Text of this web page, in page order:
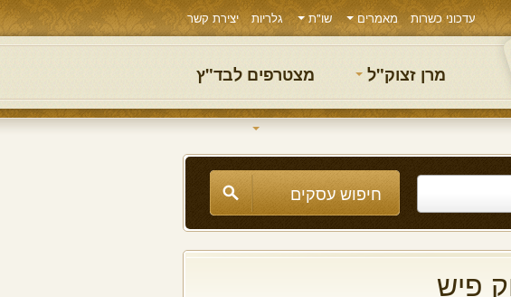
עדכוני כשרות מאמרים שו"ת גלריות יצירת קשר
מרן זצוק"ל מצטרפים לבד"ץ
פיש